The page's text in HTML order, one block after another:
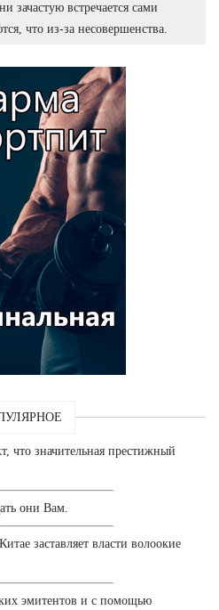
зачастую встречается сами
что из-за несовершенства.
что значительная престижный
они Вам.
заставляет власти волоокие
эмитентов и с помощью